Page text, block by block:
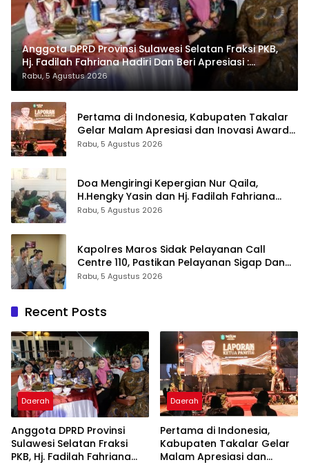
Anggota DPRD Provinsi Sulawesi Selatan Fraksi PKB,
Hj. Fadilah Fahriana Hadiri Dan Beri Apresiasi :
Takalar Menyalakan Lentera Pengabdian Melalui
Malam Apresiasi dan Inovasi Award 2026
Rabu, 5 Agustus 2026
Pertama di Indonesia, Kabupaten Takalar
Gelar Malam Apresiasi dan Inovasi Award
2026: Panggung Penghargaan bagi
Rabu, 5 Agustus 2026
Doa Mengiringi Kepergian Nur Qaila,
H.Hengky Yasin dan Hj. Fadilah Fahriana
Hadir Menguatkan Keluarga
Rabu, 5 Agustus 2026
Kapolres Maros Sidak Pelayanan Call
Centre 110, Pastikan Pelayanan Sigap Dan
Humanis
Rabu, 5 Agustus 2026
Recent Posts
Daerah
Anggota DPRD Provinsi
Sulawesi Selatan Fraksi
PKB, Hj. Fadilah Fahriana
Daerah
Pertama di Indonesia,
Kabupaten Takalar Gelar
Malam Apresiasi dan